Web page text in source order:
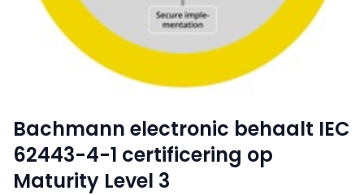
Bachmann electronic behaalt IEC
62443-4-1 certificering op
Maturity Level 3